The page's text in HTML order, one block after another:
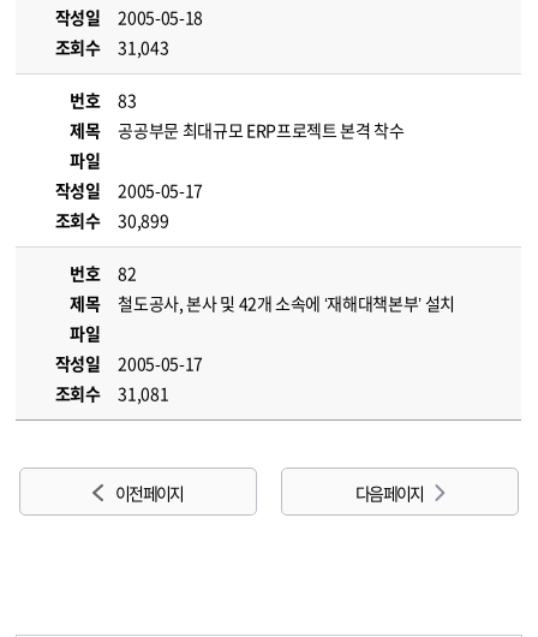
작성일
2005-05-18
조회수
31,043
번호
83
제목
공공부문 최대규모 ERP프로젝트 본격 착수
파일
작성일
2005-05-17
조회수
30,899
번호
82
제목
철도공사, 본사 및 42개 소속에 ‘재해대책본부’ 설치
파일
작성일
2005-05-17
조회수
31,081
이전 페이지 다음 페이지